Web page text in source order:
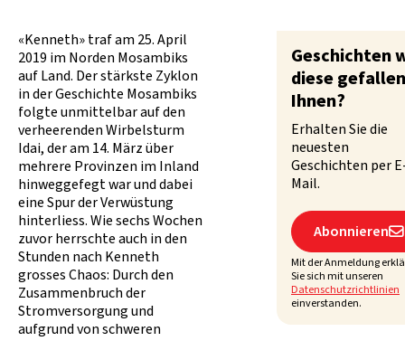
«Kenneth» traf am 25. April
2019 im Norden Mosambiks
auf Land. Der stärkste Zyklon
in der Geschichte Mosambiks
folgte unmittelbar auf den
verheerenden Wirbelsturm
Idai, der am 14. März über
mehrere Provinzen im Inland
hinweggefegt war und dabei
eine Spur der Verwüstung
hinterliess. Wie sechs Wochen
zuvor herrschte auch in den
Stunden nach Kenneth
grosses Chaos: Durch den
Zusammenbruch der
Stromversorgung und
aufgrund von schweren
Geschichten
diese gefallen
Ihnen?
Erhalten Sie die
neuesten
Geschichten per
Mail.
Abonnieren
Mit der Anmeldung
Sie sich mit unseren
Datenschutzrichtlinien
einverstanden.